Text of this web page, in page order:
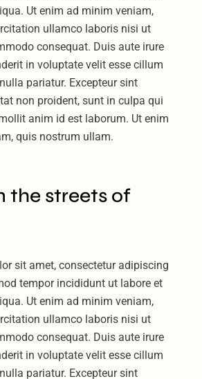
Ut enim ad minim veniam,
ullamco laboris nisi ut
consequat. Duis aute irure
in voluptate velit esse cillum
pariatur. Excepteur sint
non proident, sunt in culpa qui
anim id est laborum. Ut enim
quis nostrum ullam.
the streets of
sit amet, consectetur adipiscing
tempor incididunt ut labore et
Ut enim ad minim veniam,
ullamco laboris nisi ut
consequat. Duis aute irure
in voluptate velit esse cillum
pariatur. Excepteur sint